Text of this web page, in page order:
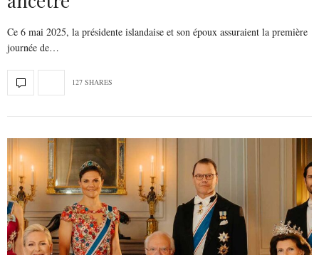
Ce 6 mai 2025, la présidente islandaise et son époux assuraient la première
journée de…
127 SHARES